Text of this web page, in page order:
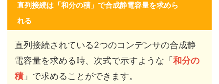
直列接続は「和分の積」で合成静電容量を求めら
れる
直列接続されている2つのコンデンサの合成静
電容量を求める時、次式で示すような「 和分の
積」で求めることができます。